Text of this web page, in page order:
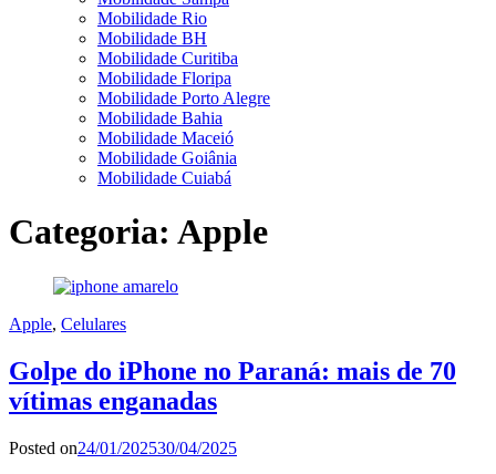
Mobilidade Rio
Mobilidade BH
Mobilidade Curitiba
Mobilidade Floripa
Mobilidade Porto Alegre
Mobilidade Bahia
Mobilidade Maceió
Mobilidade Goiânia
Mobilidade Cuiabá
Categoria: Apple
Apple, Celulares
Golpe do iPhone no Paraná: mais de 70
vítimas enganadas
Posted on24/01/202530/04/2025